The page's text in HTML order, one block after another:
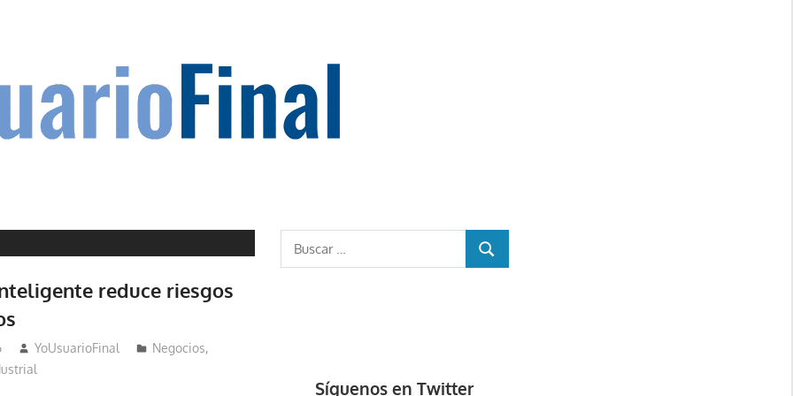
reduce riesgos
YoUsuarioFinal Negocios,
Buscar:
BUSCAR
Síguenos en Twitter